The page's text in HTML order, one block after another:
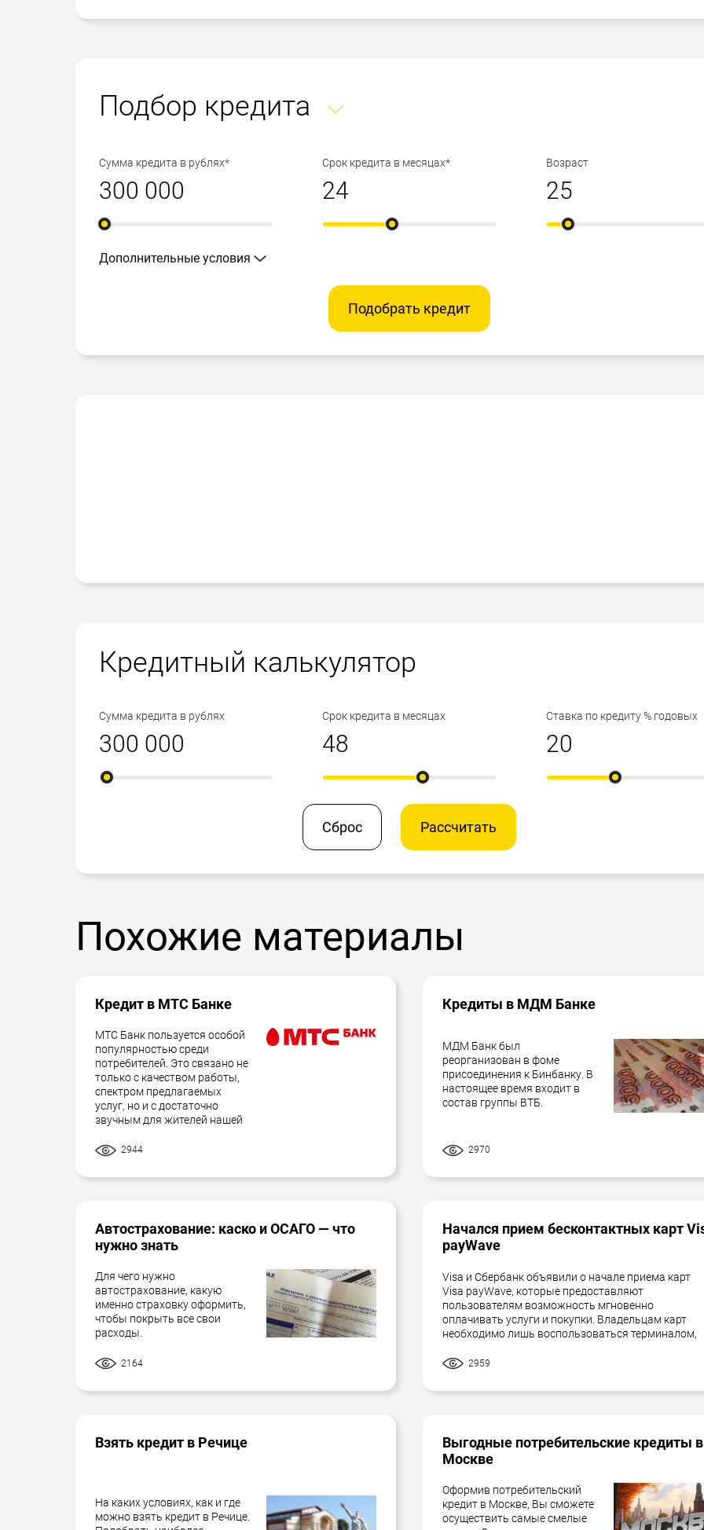
придется повторять всю процедуру сначала, но уже с другим банком. Конечно, это намного
проще и быстрее поездок в банк, но также может занять определенное время, потратить которое
По другому принципу работает наш сайт, он объединяет в себе сведения о различных банках и
организациях, дает возможность сравнить и выбрать. Заполните анкету на кредит, и она
автоматически отправится во множество финансовых организаций, которые подобраны в
тратить ни сил, ни времени, просто ответьте на телефонный звонок, который приведет Вас к
Подбор кредита
Сумма кредита в рублях* Срок кредита в месяцах* Возраст
Дополнительные условия
Подобрать кредит
Кредитный калькулятор
Сумма кредита в рублях Срок кредита в месяцах Ставка по кредиту % годовых
Сброс Рассчитать
Похожие материалы
Кредит в МТС Банке
МТС Банк пользуется особой
популярностью среди
потребителей. Это связано не
только с качеством работы,
спектром предлагаемых
услуг, но и с достаточно
звучным для жителей нашей
2944
Кредиты в МДМ Банке
МДМ Банк был
реорганизован в фоме
присоединения к Бинбанку. В
настоящее время входит в
состав группы ВТБ.
2970
Автострахование: каско и ОСАГО — что
нужно знать
Для чего нужно
автострахование, какую
именно страховку оформить,
чтобы покрыть все свои
расходы.
2164
Начался прием бесконтактных карт
payWave
Visa и Сбербанк объявили о начале приема карт
Visa payWave, которые предоставляют
пользователям возможность мгновенно
оплачивать услуги и покупки. Владельцам карт
необходимо лишь воспользоваться терминалом,
2959
Взять кредит в Речице
На каких условиях, как и где
можно взять кредит в Речице.
Выгодные потребительские кредиты в
Москве
Оформив потребительский
кредит в Москве, Вы сможете
осуществить самые смелые